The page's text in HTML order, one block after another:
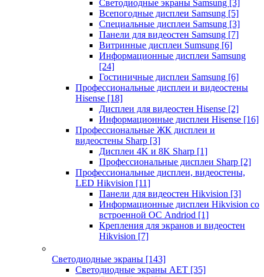
Светодиодные экраны Samsung [3]
Всепогодные дисплеи Samsung [5]
Специальные дисплеи Samsung [3]
Панели для видеостен Samsung [7]
Витринные дисплеи Sumsung [6]
Информационные дисплеи Samsung
[24]
Гостиничные дисплеи Samsung [6]
Профессиональные дисплеи и видеостены
Hisense [18]
Дисплеи для видеостен Hisense [2]
Информационные дисплеи Hisense [16]
Профессиональные ЖК дисплеи и
видеостены Sharp [3]
Дисплеи 4K и 8K Sharp [1]
Профессиональные дисплеи Sharp [2]
Профессиональные дисплеи, видеостены,
LED Hikvision [11]
Панели для видеостен Hikvision [3]
Информационные дисплеи Hikvision со
встроенной ОС Andriod [1]
Крепления для экранов и видеостен
Hikvision [7]
Светодиодные экраны [143]
Светодиодные экраны AET [35]